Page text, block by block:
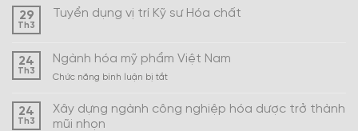
29
Th3
Tuyển dụng vị trí Kỹ sư Hóa chất
24
Th3
Ngành hóa mỹ phẩm Việt Nam
Chức năng bình luận bị tắtở
mỹ
24
Th3
Xây dựng ngành công nghiệp hóa dược trở thành
mũi nhọn